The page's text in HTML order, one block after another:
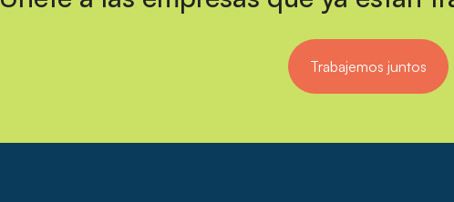
Trabajemos juntos